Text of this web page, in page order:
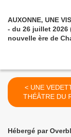
AUXONNE, UNE
- du 26 juillet 2026
nouvelle ère de
< UNE VEDETTE AU
THÉÂTRE DU
POINT - du 29
Hébergé par